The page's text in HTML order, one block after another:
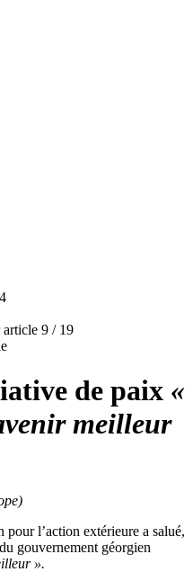
article 9 / 19
de paix «
meilleur
l’action extérieure a salué,
gouvernement géorgien
».